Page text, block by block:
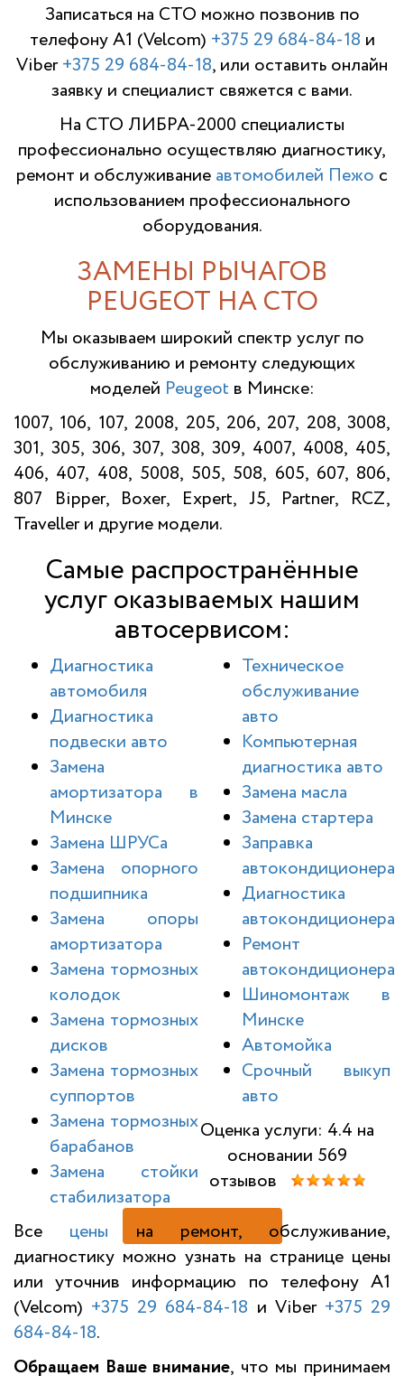
Записаться на СТО можно позвонив по
телефону A1 (Velcom) +375 29 684-84-18 и
Viber+375 29 684-84-18, или оставить онлайн
заявку и специалист свяжется с вами.
На СТО ЛИБРА-2000 специалисты
профессионально осуществляю диагностику,
ремонт и обслуживание автомобилей Пежо с
использованием профессионального
оборудования.
ЗАМЕНЫ РЫЧАГОВ
PEUGEOT НА СТО
Мы оказываем широкий спектр услуг по
обслуживанию и ремонту следующих
моделей Peugeot в Минске:
1007, 106, 107, 2008, 205, 206, 207, 208, 3008,
301, 305, 306, 307, 308, 309, 4007, 4008, 405,
406, 407, 408, 5008, 505, 508, 605, 607, 806,
807 Bipper, Boxer, Expert, J5, Partner, RCZ,
Traveller и другие модели.
Самые распространённые
услуг оказываемых нашим
автосервисом:
Диагностика
автомобиля
Диагностика
подвески авто
Замена
амортизатора в
Минске
Замена ШРУСа
Замена опорного
подшипника
Замена опоры
амортизатора
Замена тормозных
колодок
Замена тормозных
дисков
Замена тормозных
суппортов
Замена тормозных
барабанов
Замена стойки
стабилизатора
Техническое
обслуживание
авто
Компьютерная
диагностика авто
Замена масла
Замена стартера
Заправка
автокондиционера
Диагностика
автокондиционера
Ремонт
автокондиционера
Шиномонтаж в
Минске
Автомойка
Срочный выкуп
авто
Все цены на ремонт, обслуживание,
диагностику можно узнать на странице цены
или уточнив информацию по телефону A1
(Velcom) +375 29 684-84-18 и Viber +375 29
684-84-18.
Обращаем Ваше внимание, что мы принимаем
Оценка услуги: 4.4 на
основании 569
отзывов